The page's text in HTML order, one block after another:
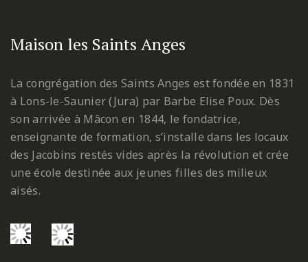
Maison les Saints Anges
La congrégation des Saints Anges est fondée en 1831
à Lons-le-Saunier (Jura) par Barbe Elise Poux. Dès
son arrivée à Mâcon en 1844, le fondatrice,
enseignante de formation, s’installe dans les locaux
des Jacobins restés vides après la révolution et crée
une école destinée aux jeunes filles des milieux
aisés.